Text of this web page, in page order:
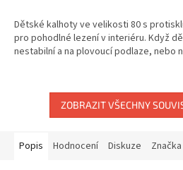
Dětské kalhoty ve velikosti 80 s
pro pohodlné lezení v interiéru. Když
nestabilní a na plovoucí podlaze, nebo
ZOBRAZIT VŠECHNY
Popis Hodnocení Diskuze Značka